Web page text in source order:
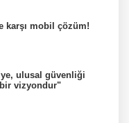
karşı mobil çözüm!
ulusal güvenliği
vizyondur"